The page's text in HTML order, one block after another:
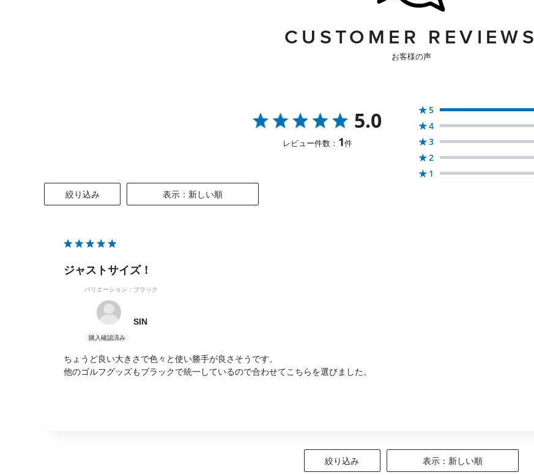
CUSTOMER REVIEWS
お客様の声
5.0
レビュー件数： 1件
★5
★4
★3
★2
★ 1
絞り込み 表示：新しい順
ジャストサイズ！
バリエーション：ブラック
SIN
ちょうど良い大きさで色々と使い勝手が良さそうです。
他のゴルフグッズもブラックで統一しているので合わせてこちらを選びました。
絞り込み 表示：新しい順